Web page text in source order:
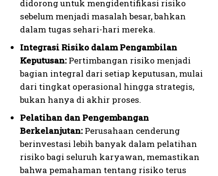
didorong untuk mengidentifikasi risiko
sebelum menjadi masalah besar, bahkan
dalam tugas sehari-hari mereka.
Integrasi Risiko dalam Pengambilan
Keputusan: Pertimbangan risiko menjadi
bagian integral dari setiap keputusan, mulai
dari tingkat operasional hingga strategis,
bukan hanya di akhir proses.
Pelatihan dan Pengembangan
Berkelanjutan: Perusahaan cenderung
berinvestasi lebih banyak dalam pelatihan
risiko bagi seluruh karyawan, memastikan
bahwa pemahaman tentang risiko terus